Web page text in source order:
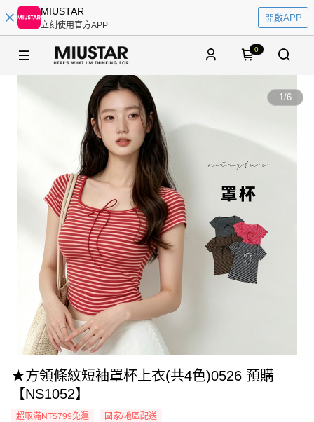
MIUSTAR
立刻使用官方APP
開啟APP
0
1/6
★方領條紋短袖罩杯上衣(共4色)0526 預購
【NS1052】
超取滿NT$799免運 國家/地區配送